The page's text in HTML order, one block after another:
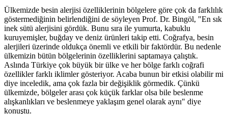
Ülkemizde besin alerjisi özelliklerinin bölgelere göre çok da farklılık
göstermediğinin belirlendiğini de söyleyen Prof. Dr. Bingöl, "En sık
inek sütü alerjisini gördük. Bunu sıra ile yumurta, kabuklu
kuruyemişler, buğday ve deniz ürünleri takip etti. Coğrafya, besin
alerjileri üzerinde oldukça önemli ve etkili bir faktördür. Bu nedenle
ülkemizin bütün bölgelerinin özelliklerini saptamaya çalıştık.
Aslında Türkiye çok büyük bir ülke ve her bölge farklı coğrafi
özellikler farklı iklimler gösteriyor. Acaba bunun bir etkisi olabilir mi
diye inceledik, ama çok fazla bir değişiklik görmedik. Çünkü
ülkemizde, bölgeler arası çok küçük farklar olsa bile beslenme
alışkanlıkları ve beslenmeye yaklaşım genel olarak aynı" diye
konuştu.